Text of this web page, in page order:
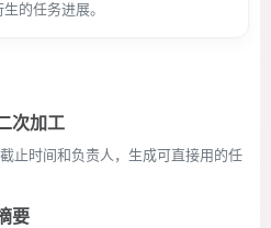
的任务进展。
次加工
止时间和负责人，生成可直接用的任
要